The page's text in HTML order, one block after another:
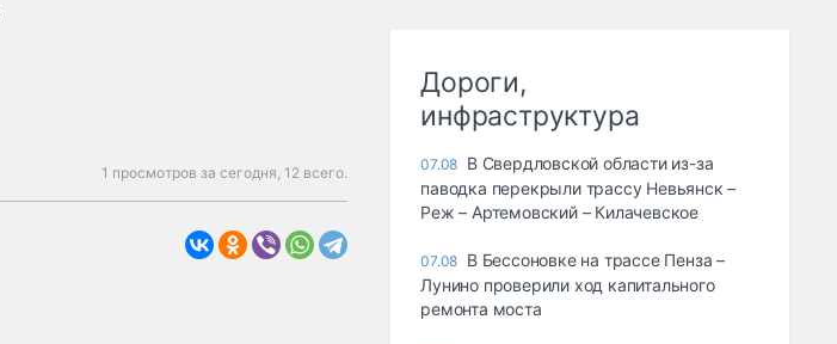
1 просмотров за сегодня, 12 всего.
Дороги,
инфраструктура
07.08 В Свердловской области из-за
паводка перекрыли трассу Невьянск –
Реж – Артемовский – Килачевское
07.08 В Бессоновке на трассе Пенза –
Лунино проверили ход капитального
ремонта моста